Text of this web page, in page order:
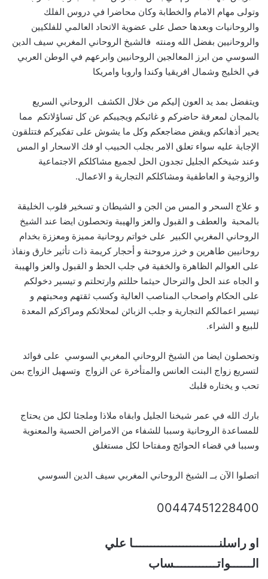
وتولى مهام الامام والخطابة وكان محاضرا في دروس الفلك
والروحانيات وبعدها حصل على عضوية الاتحاد العالمي للفلكيين
والروحانيين بفضل الله ومنته فالشيخ الروحاني المغربي سيف الدين
السوسي من ابرز المعالجين الروحانيين وابرعهم في الوطن العربي
في الخليج وشمال افريقيا وكندا واروبا وامريكا
ويتفضل بمد يد العون إليكم من خلال الكشف الروحاني السريع
بالمجان لمعرفة حاضركم و غائبكم ويجيبكم عن كل تساؤلاتكم مما
يحير أذهانكم ويقض مضاجعكم وكل ما يشوش على تفكيركم فتتلقون
الإجابة عليه سواء تعلق الامر بجلب الحبيب او فك الاسحار او المس
وعند شيخكم الجليل تجدون الحل لجميع مشاكلكم الاجتماعية
والزوجية و العاطفية ومشاكلكم التجارية و الاعمال.
و علاج السحر و المس من الجن و الشيطان و تسخير قلوب الخليقة
بالمحبة والعطف و القبول والعز والهيبة وتحصلون ايضا عند الشيخ
الروحاني المغربي الكبير على خواتم روحانية مميزة ومعززة بخدام
روحانيين طاهرين و خرز مروحنة و أحجار كريمة ذات تأثير خارق ونفاذ
على العوالم الظاهرة والخفية في جلب الحظ و القبول والعز والهيبة
و الجاه عند الحل والترحال حيثما حللتم وارتحلتم و تيسير دخولكم
على الحكام واصحاب المناصب العالية وكسب ثقتهم ومحبتهم و
تيسير اعمالكم التجارية و جلب الزبائن لمحلاتكم ومراكزكم المعدة
للبيع و الشراء.
وتحصلون ايضا من الشيخ الروحاني المغربي السوسي على فوائد
لتسريع زواج البنت العانس والمتأخرة عن الزواج وتسهيل الزواج بمن
تحب و يختاره قلبك
بارك الله في عمر شيخنا الجليل وابقاه ملاذا وملجئا لكل من يحتاج
للمساعدة الروحانية وسببا للشفاء من الامراض الحسية والمعنوية
وسببا في قضاء الحوائج ومفتاحا لكل مستغلق
اتصلوا الآن بــ الشيخ الروحاني المغربي سيف الدين السوسي
00447451228400
او راسلنــــــــــــــــــــــــا علي
الــــــواتــــــــــــساب